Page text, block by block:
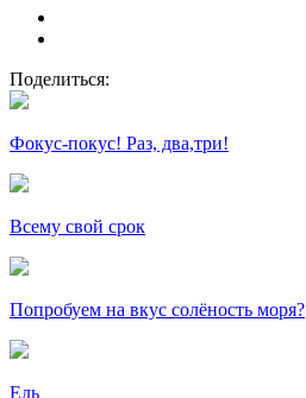
Поделиться:
Фокус-покус! Раз, два,три!
Всему свой срок
Попробуем на вкус солёность моря?
Ель